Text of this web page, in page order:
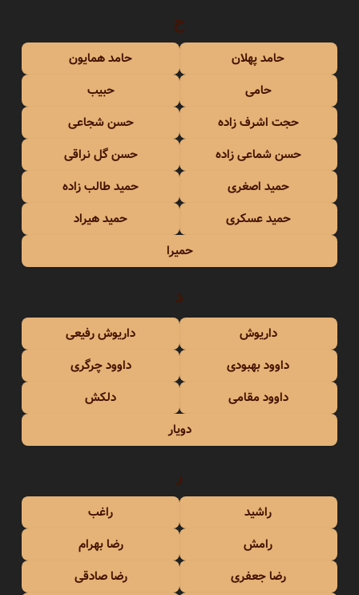
ح
حامد پهلان
حامد همایون
حامی
حبیب
حجت اشرف زاده
حسن شجاعی
حسن شماعی زاده
حسن گل نراقی
حمید اصغری
حمید طالب زاده
حمید عسکری
حمید هیراد
حمیرا
د
داریوش
داریوش رفیعی
داوود بهبودی
داوود چرگری
داوود مقامی
دلکش
دویار
ر
راشید
راغب
رامش
رضا بهرام
رضا جعفری
رضا صادقی